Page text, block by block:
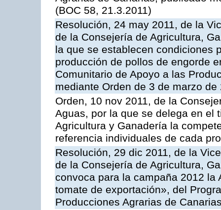
(BOC 58, 21.3.2011)
Resolución, 24 may 2011, de la
de la Consejería de Agricultura,
la que se establecen condiciones
producción de pollos de engorde
Comunitario de Apoyo a las
mediante Orden de 3 de marzo de
Orden, 10 nov 2011, de la
Aguas, por la que se delega en el
Agricultura y Ganadería la
referencia individuales de cada
Resolución, 29 dic 2011, de la
de la Consejería de Agricultura,
convoca para la campaña 2012
tomate de exportación», del
Producciones Agrarias de